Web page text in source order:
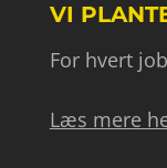
VI
For hvert
Læs mere